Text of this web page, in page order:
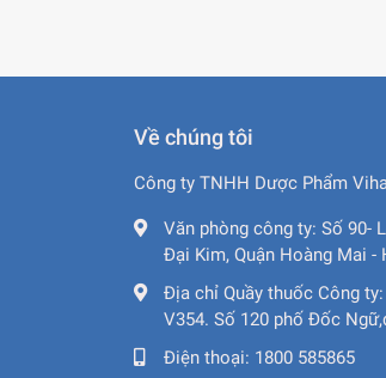
Về chúng tôi
Công ty TNHH Dược Phẩm
Văn phòng công ty: Số 90-
Đại Kim, Quận Hoàng Mai -
Địa chỉ Quầy thuốc Công ty:
V354. Số 120 phố Đốc
Điện thoại: 1800 585865